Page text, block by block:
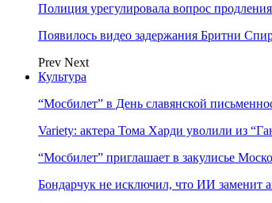
Полиция урегулировала вопрос
Появилось видео задержания Бритни
Prev Next
Культура
“Мосбилет” в День славянской
Variety: актера Тома Харди уволили из
“Мосбилет” приглашает в закулисье
Бондарчук не исключил, что ИИ заменит